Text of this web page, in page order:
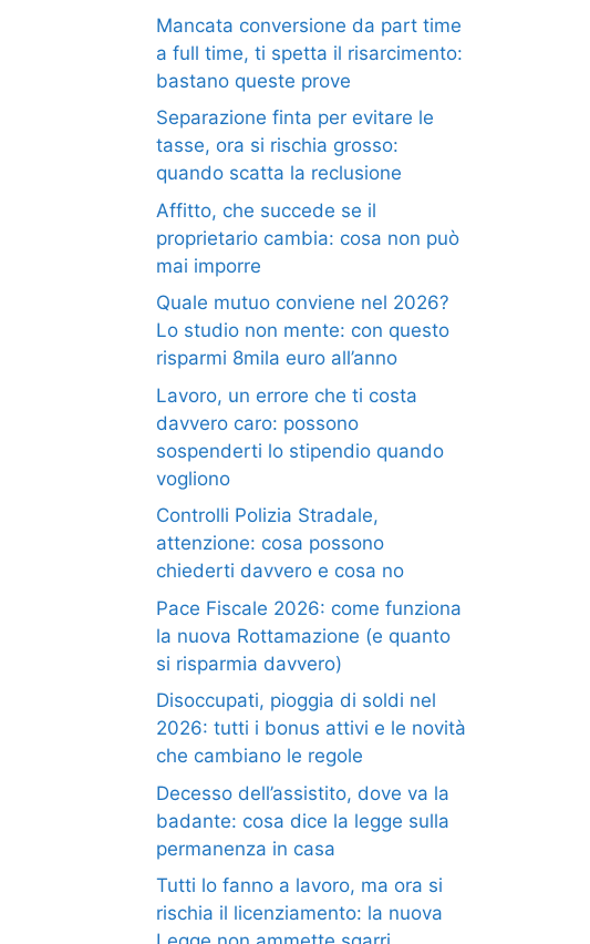
Mancata conversione da part time
a full time, ti spetta il risarcimento:
bastano queste prove
Separazione finta per evitare le
tasse, ora si rischia grosso:
quando scatta la reclusione
Affitto, che succede se il
proprietario cambia: cosa non può
mai imporre
Quale mutuo conviene nel 2026?
Lo studio non mente: con questo
risparmi 8mila euro all’anno
Lavoro, un errore che ti costa
davvero caro: possono
sospenderti lo stipendio quando
vogliono
Controlli Polizia Stradale,
attenzione: cosa possono
chiederti davvero e cosa no
Pace Fiscale 2026: come funziona
la nuova Rottamazione (e quanto
si risparmia davvero)
Disoccupati, pioggia di soldi nel
2026: tutti i bonus attivi e le novità
che cambiano le regole
Decesso dell’assistito, dove va la
badante: cosa dice la legge sulla
permanenza in casa
Tutti lo fanno a lavoro, ma ora si
rischia il licenziamento: la nuova